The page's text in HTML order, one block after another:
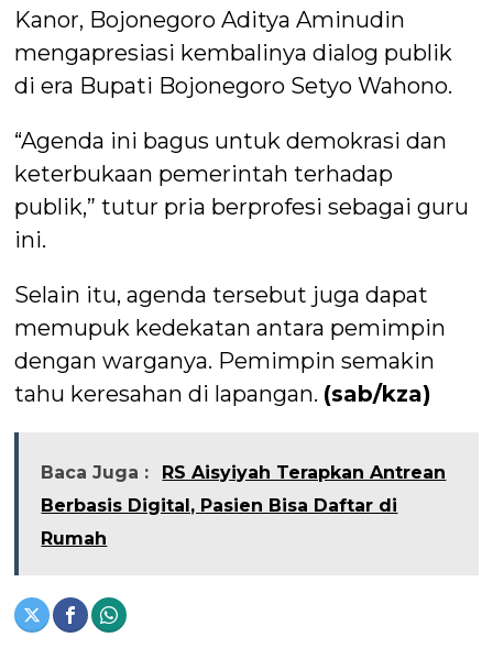
Kanor, Bojonegoro Aditya Aminudin
mengapresiasi kembalinya dialog publik
di era Bupati Bojonegoro Setyo Wahono.
“Agenda ini bagus untuk demokrasi dan
keterbukaan pemerintah terhadap
publik,” tutur pria berprofesi sebagai guru
ini.
Selain itu, agenda tersebut juga dapat
memupuk kedekatan antara pemimpin
dengan warganya. Pemimpin semakin
tahu keresahan di lapangan. (sab/kza)
Baca Juga :
RS Aisyiyah Terapkan Antrean
Berbasis Digital, Pasien Bisa Daftar di
Rumah